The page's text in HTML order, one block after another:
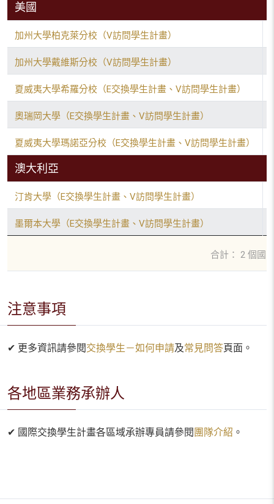
美國
加州大學柏克萊分校（V訪問學生計畫）
加州大學戴維斯分校（V訪問學生計畫）
夏威夷大學希羅分校（E交換學生計畫、V訪問學生計畫）
奧瑞岡大學（E交換學生計畫、V訪問學生計畫）
夏威夷大學瑪諾亞分校（E交換學生計畫、V訪問學生計畫）
澳大利亞
汀肯大學（E交換學生計畫、V訪問學生計畫）
墨爾本大學（E交換學生計畫、V訪問學生計畫）
合計： 2 個國
注意事項
✔ 更多資訊請參閱交換學生－如何申請及常見問答頁面。
各地區業務承辦人
✔ 國際交換學生計畫各區域承辦專員請參閱 團隊介紹 。